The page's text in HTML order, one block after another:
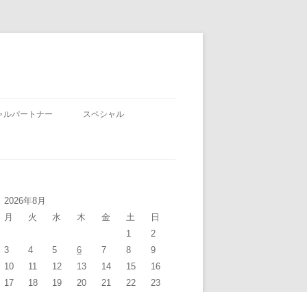
ルパートナー スペシャル
2026年8月
月
火 水 木 金 土
日
1
2
3
4 5 6 7 8
9
10
11 12 13 14 15
16
17
18 19 20 21 22
23